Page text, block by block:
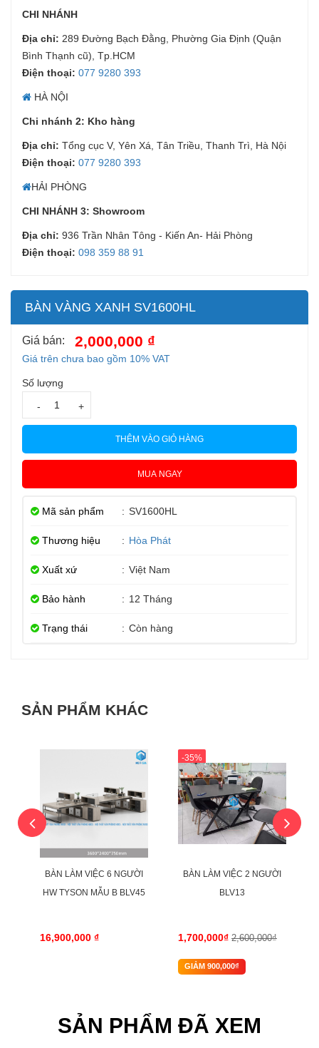
CHI NHÁNH
Địa chỉ: 289 Đường Bạch Đằng, Phường Gia Định (Quận
Bình Thạnh cũ), Tp.HCM
Điện thoại: 077 9280 393
HÀ NỘI
Chi nhánh 2: Kho hàng
Địa chỉ: Tổng cục V, Yên Xá, Tân Triều, Thanh Trì, Hà Nội
Điện thoại: 077 9280 393
HẢI PHÒNG
CHI NHÁNH 3: Showroom
Địa chỉ: 936 Trần Nhân Tông - Kiến An- Hải Phòng
Điện thoại: 098 359 88 91
BÀN VÀNG XANH SV1600HL
Giá bán: 2,000,000 ₫
Giá trên chưa bao gồm 10% VAT
Số lượng
- +
THÊM VÀO GIỎ HÀNG
MUA NGAY
Mã sản phẩm : SV1600HL
Thương hiệu : Hòa Phát
Xuất xứ : Việt Nam
Bảo hành : 12 Tháng
Trạng thái : Còn hàng
SẢN PHẨM KHÁC
BÀN LÀM VIỆC 6 NGƯỜI
HW TYSON MẪU B BLV45
16,900,000 ₫
-35%
BÀN LÀM VIỆC 2 NGƯỜI
BLV13
1,700,000₫ 2,600,000₫
GIẢM 900,000₫
SẢN PHẨM ĐÃ XEM